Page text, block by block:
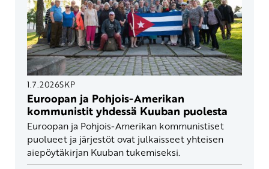
1.7.2026SKP
Euroopan ja Pohjois-Amerikan
kommunistit yhdessä Kuuban puolesta
Euroopan ja Pohjois-Amerikan kommunistiset
puolueet ja järjestöt ovat julkaisseet yhteisen
aiepöytäkirjan Kuuban tukemiseksi.